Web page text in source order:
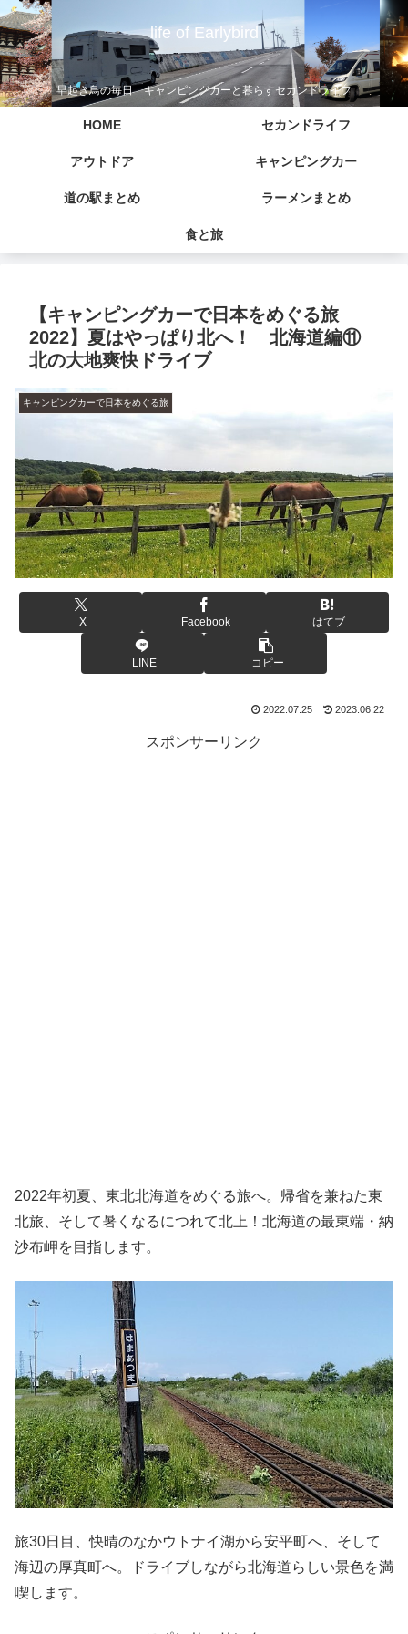
life of Earlybird
早起き鳥の毎日 キャンピングカーと暮らすセカンドライフ
HOME セカンドライフ
アウトドア キャンピングカー
道の駅まとめ ラーメンまとめ
食と旅
【キャンピングカーで日本をめぐる旅
2022】夏はやっぱり北へ！ 北海道編⑪
北の大地爽快ドライブ
キャンピングカーで日本をめぐる旅
X Facebook はてブ
LINE コピー
2022.07.25 2023.06.22
スポンサーリンク
2022年初夏、東北北海道をめぐる旅へ。帰省を兼ねた東
北旅、そして暑くなるにつれて北上！北海道の最東端・納
沙布岬を目指します。
旅30日目、快晴のなかウトナイ湖から安平町へ、そして
海辺の厚真町へ。ドライブしながら北海道らしい景色を満
喫します。